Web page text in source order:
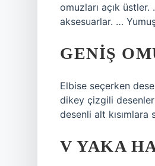
omuzları açık
aksesuarlar. …
GENIŞ
Elbise seçerken
dikey çizgili
desenli alt
V YAKA